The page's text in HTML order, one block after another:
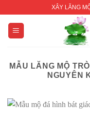
content
XÂY LĂNG
MẪU LĂNG MỘ
NGUYÊN